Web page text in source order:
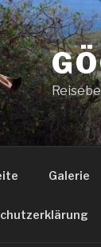
Galerie